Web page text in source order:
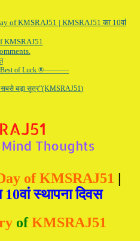
of KMSRAJ51 | KMSRAJ51 का 10वां
KMSRAJ51
of Luck ®———–
बड़ा सूत्र”(KMSRAJ51)
of KMSRAJ51 |
स्थापना दिवस
ofKMSRAJ51